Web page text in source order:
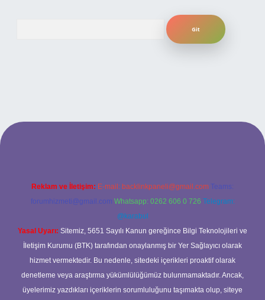
giriş
Reklam ve İletişim: E-mail: backlinkpaneli@gmail.com Teams:
forumhizmeti@gmail.com Whatsapp: 0262 606 0 726 Telegram:
@karabul
Yasal Uyarı: Sitemiz, 5651 Sayılı Kanun gereğince Bilgi Teknolojileri ve
İletişim Kurumu (BTK) tarafından onaylanmış bir Yer Sağlayıcı olarak
hizmet vermektedir. Bu nedenle, sitedeki içerikleri proaktif olarak
denetleme veya araştırma yükümlülüğümüz bulunmamaktadır. Ancak,
üyelerimiz yazdıkları içeriklerin sorumluluğunu taşımakta olup, siteye